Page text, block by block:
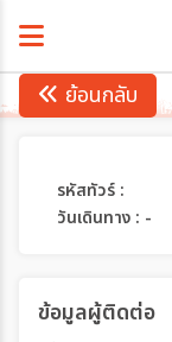
ย้อนกลับ
รหัสทัวร์ :
วันเดินทาง : -
ข้อมูลผู้ติดต่อ